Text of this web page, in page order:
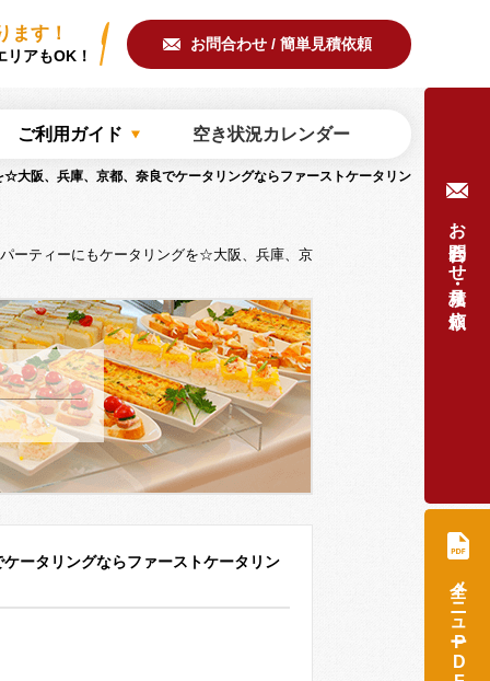
common/meta.phpon line51
大阪、兵庫、京都、奈良でケータリングならファーストケータリン
ます！
アもOK！
お問合わせ / 簡単見積依頼
ご利用ガイド 空き状況カレンダー
ーティーにもケータリングを☆大阪、兵庫、京
ータリングならファーストケータリン
お問合わせ・見積り依頼
全メニュー
PDF